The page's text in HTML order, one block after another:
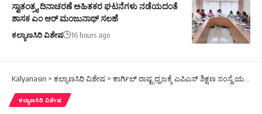
ಸ್ವಾತಂತ್ರ್ಯ ದಿನಾಚರಣೆ ಅಹಿತಕರ ಘಟನೆಗಳು ನಡೆಯದಂತೆ
ಶಾಸಕ ಎಂ ಆರ್ ಮಂಜುನಾಥ್ ಸಲಹೆ
ಕಲ್ಯಾಣಸಿರಿ ವಿಶೇಷ 16 hours ago
Kalyanasiri > ಕಲ್ಯಾಣಸಿರಿ ವಿಶೇಷ > ಕಾರ್ಗಿಲ್ ರಾಷ್ಟ್ರಧ್ವಜಕ್ಕೆ ಎಪಿಎಸ್ ಶಿಕ್ಷಣ ಸಂಸ್ಥೆ ಯಲ್ಲಿ ಭವ್ಯ ಸ್ವಾಗತ ; ಕಾರ್ಗಿಲ್ ವಿಜಯೋತ್ಸವದಲ್ಲಿ ರಾಷ್ಟ್ರಾಭಿಮಾನ ಮೆರೆದ 4000 ಕ್ಕೂ ಅಧಿಕ ವಿದ್ಯಾರ್ಥಿಗಳು
ಕಲ್ಯಾಣಸಿರಿ ವಿಶೇಷ